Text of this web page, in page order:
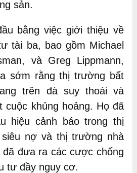
sản.
bằng việc giới thiệu về
tài ba, bao gồm Michael
và Greg Lippmann,
sớm rằng thị trường bất
trên đà suy thoái và
cuộc khủng hoảng. Họ đã
hiệu cảnh báo trong thị
nợ và thị trường nhà
đưa ra các cược chống
tư đầy nguy cơ.